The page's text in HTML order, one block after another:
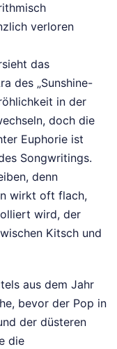
verloren
das
des „Sunshine-
in der
doch die
Euphorie ist
Songwritings.
denn
wirkt oft flach,
wird, der
Kitsch und
aus dem Jahr
bevor der Pop in
der düsteren
die